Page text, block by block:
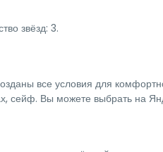
звёзд: 3.
все условия для
сейф. Вы можете выбрать на